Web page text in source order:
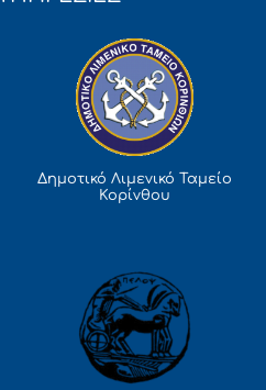
Δημοτικό Λιμενικό Ταμείο
Κορίνθου